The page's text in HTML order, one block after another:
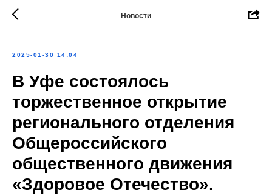
Новости
2025-01-30 14:04
В Уфе состоялось
торжественное открытие
регионального отделения
Общероссийского
общественного движения
«Здоровое Отечество».